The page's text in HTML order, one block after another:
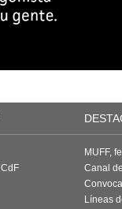
MUFF,
Canal
Líneas